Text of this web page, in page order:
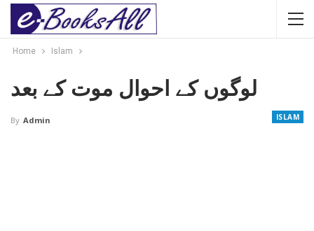
Home Islam
لوگوں کے احوال موت کے بعد
ISLAM
By Admin